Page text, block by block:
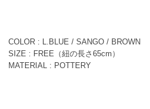
COLOR : L.BLUE / SANGO / BROWN
SIZE : FREE（紐の長さ65cm）
MATERIAL : POTTERY